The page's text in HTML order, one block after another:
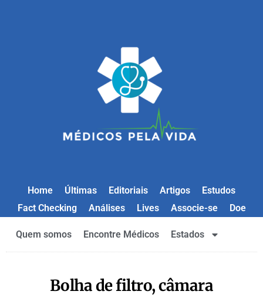
Home Últimas Editoriais Artigos
Estudos
Fact Checking
Análises Lives Associe-se Doe
Quem somos Encontre Médicos Estados
Bolha de filtro, câmara